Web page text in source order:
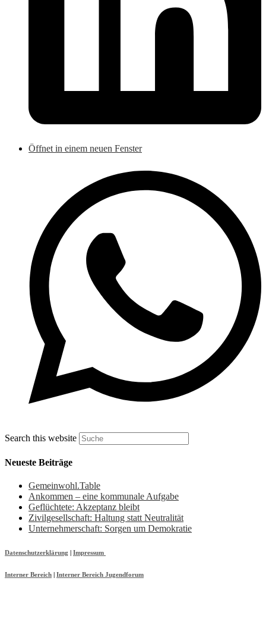
Öffnet in einem neuen Fenster
Search this website
Neueste Beiträge
Gemeinwohl.Table
Ankommen – eine kommunale Aufgabe
Geflüchtete: Akzeptanz bleibt
Zivilgesellschaft: Haltung statt Neutralität
Unternehmerschaft: Sorgen um Demokratie
Datenschutzerklärung Impressum
Interner Bereich Interner Bereich Jugendforum